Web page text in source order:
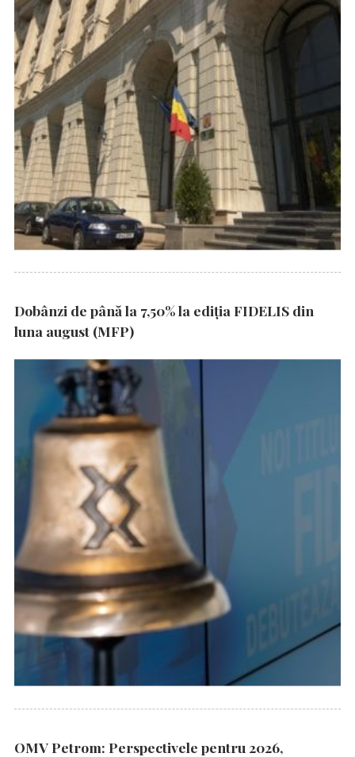
Dobânzi de până la 7,50% la ediția FIDELIS din
luna august (MFP)
OMV Petrom: Perspectivele pentru 2026,